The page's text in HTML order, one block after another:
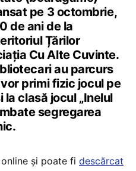
pe 3 octombrie,
de ani de la
Țărilor
Cu Alte Cuvinte.
au parcurs
primi fizic jocul pe
clasă jocul „Inelul
segregarea
și poate fi descărcat